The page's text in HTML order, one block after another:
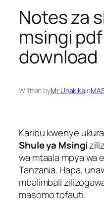
Notes za
msingi
download
Written byMr Uhakikain
Karibu kwenye
Shule ya Msingi
wa mtaala mpya wa
Tanzania. Hapa,
mbalimbali
masomo tofauti.